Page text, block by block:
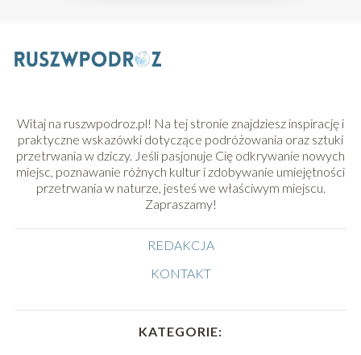
Witaj na ruszwpodroz.pl! Na tej stronie znajdziesz inspirację i
praktyczne wskazówki dotyczące podróżowania oraz sztuki
przetrwania w dziczy. Jeśli pasjonuje Cię odkrywanie nowych
miejsc, poznawanie różnych kultur i zdobywanie umiejętności
przetrwania w naturze, jesteś we właściwym miejscu.
Zapraszamy!
REDAKCJA
KONTAKT
KATEGORIE: